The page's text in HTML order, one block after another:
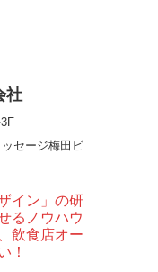
裏
た
クゥ
にお
社
セージ梅田ビ
イン」の研
るノウハウ
飲食店オー
！